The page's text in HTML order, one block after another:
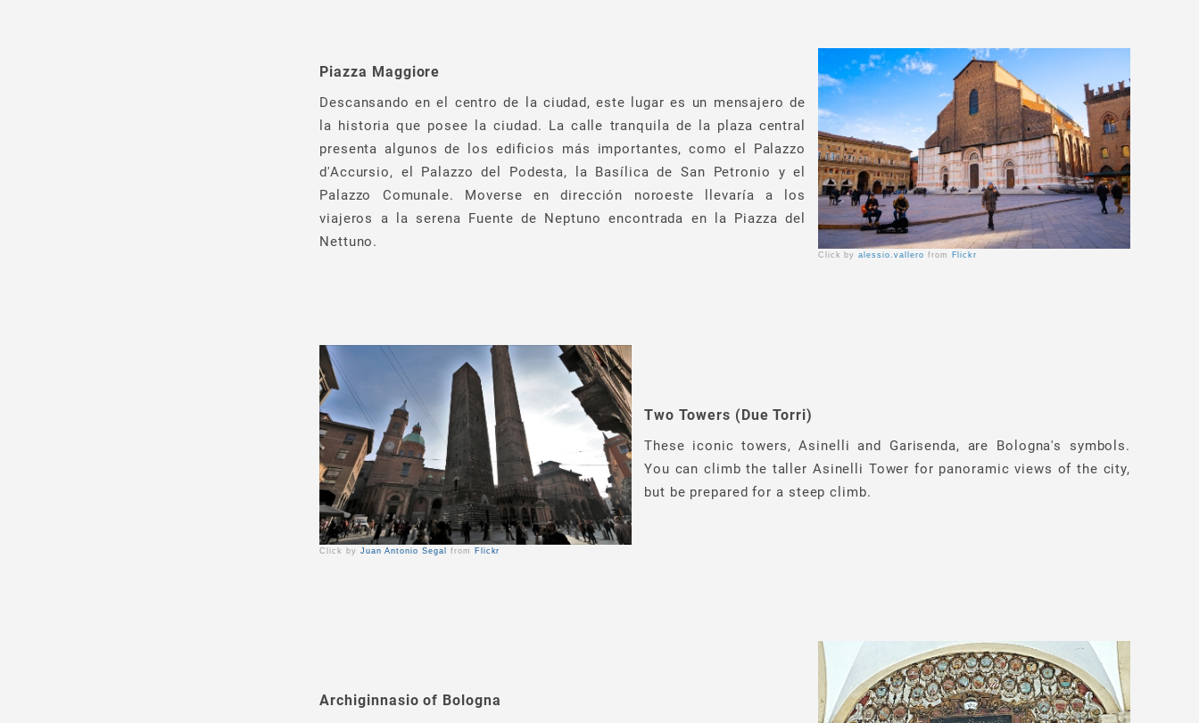
Click by alessio.vallero from Flickr
Piazza Maggiore
Descansando en el centro de la ciudad, este lugar es un mensajero de
la historia que posee la ciudad. La calle tranquila de la plaza central
presenta algunos de los edificios más importantes, como el Palazzo
d'Accursio, el Palazzo del Podesta, la Basílica de San Petronio y el
Palazzo Comunale. Moverse en dirección noroeste llevaría a los
viajeros a la serena Fuente de Neptuno encontrada en la Piazza del
Nettuno.
Click by Juan Antonio Segal from Flickr
Two Towers (Due Torri)
These iconic towers, Asinelli and Garisenda, are Bologna's symbols.
You can climb the taller Asinelli Tower for panoramic views of the city,
but be prepared for a steep climb.
Archiginnasio of Bologna